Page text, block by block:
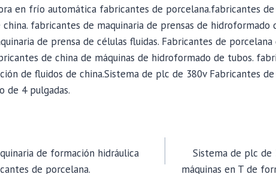
en frío automática fabricantes de porcelana.fabricantes
fabricantes de maquinaria de prensas de hidroformado
de prensa de células fluidas. Fabricantes de
de china de máquinas de hidroformado de tubos.
de fluidos de china.Sistema de plc de 380v Fabricantes de
de 4 pulgadas.
de formación hidráulica
de porcelana.
Sistema de plc de
máquinas en T de